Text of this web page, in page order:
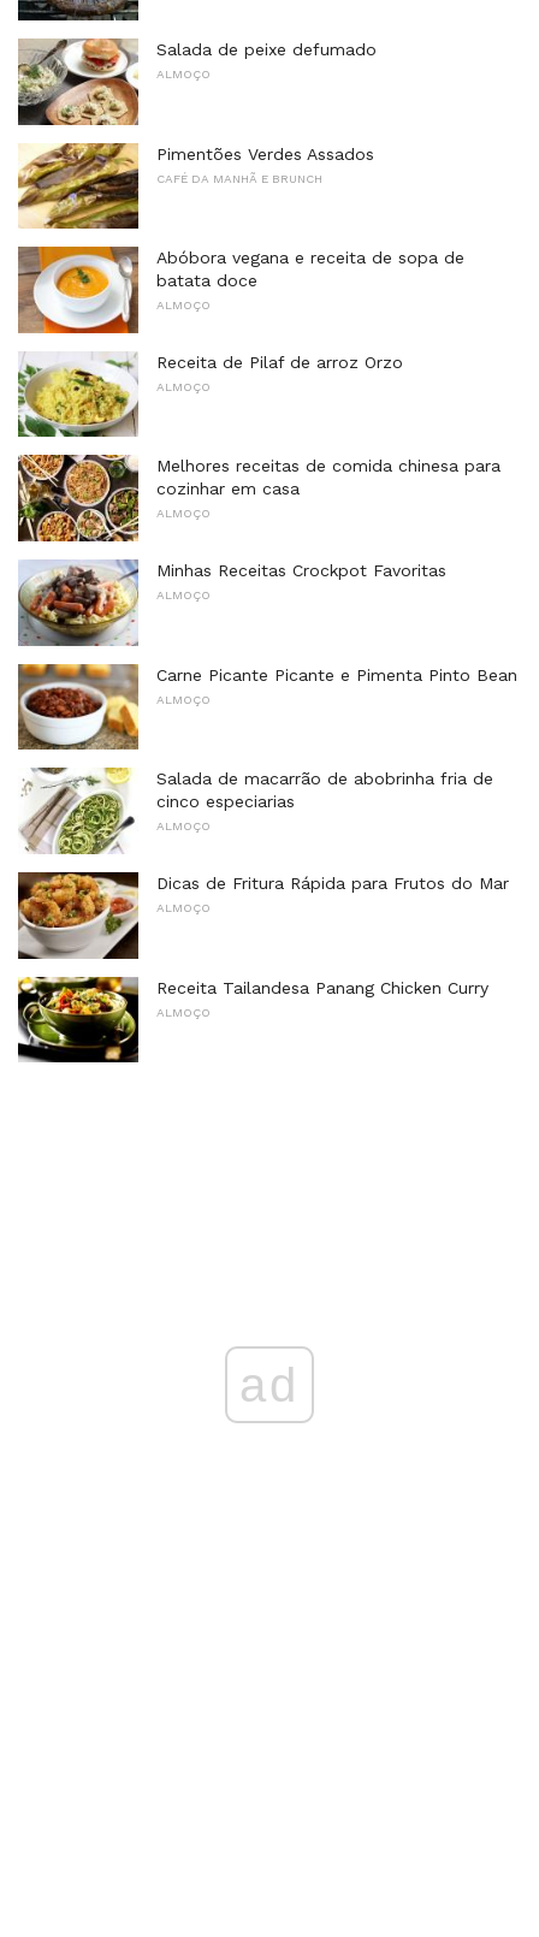
Salada de peixe defumado
ALMOÇO
Pimentões Verdes Assados
CAFÉ DA MANHÃ E BRUNCH
Abóbora vegana e receita de sopa de
batata doce
ALMOÇO
Receita de Pilaf de arroz Orzo
ALMOÇO
Melhores receitas de comida chinesa para
cozinhar em casa
ALMOÇO
Minhas Receitas Crockpot Favoritas
ALMOÇO
Carne Picante Picante e Pimenta Pinto Bean
ALMOÇO
Salada de macarrão de abobrinha fria de
cinco especiarias
ALMOÇO
Dicas de Fritura Rápida para Frutos do Mar
ALMOÇO
Receita Tailandesa Panang Chicken Curry
ALMOÇO
ad